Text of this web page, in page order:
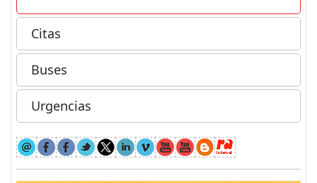
Citas
Buses
Urgencias